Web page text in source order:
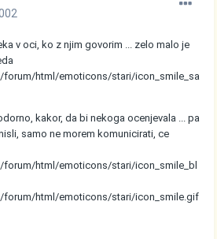
v oci, ko z njim govorim ... zelo malo je
html/emoticons/stari/icon_smile_sa
kakor, da bi nekoga ocenjevala ... pa
samo ne morem komunicirati, ce
html/emoticons/stari/icon_smile_bl
html/emoticons/stari/icon_smile.gif